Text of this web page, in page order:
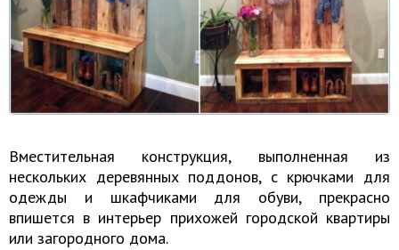
Вместительная конструкция, выполненная из
нескольких деревянных поддонов, с крючками для
одежды и шкафчиками для обуви, прекрасно
впишется в интерьер прихожей городской квартиры
или загородного дома.